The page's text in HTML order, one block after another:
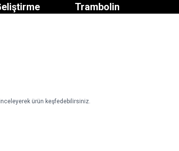
Trambolin
ürün keşfedebilirsiniz.